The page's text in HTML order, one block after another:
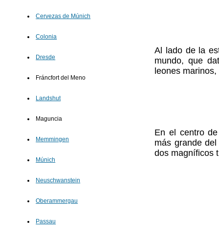
Cervezas de Múnich
Colonia
Dresde
Fráncfort del Meno
Landshut
Maguncia
Memmingen
Múnich
Neuschwanstein
Oberammergau
Passau
Al lado de la
mundo, que
leones
En el centro
más grande
dos magníficos